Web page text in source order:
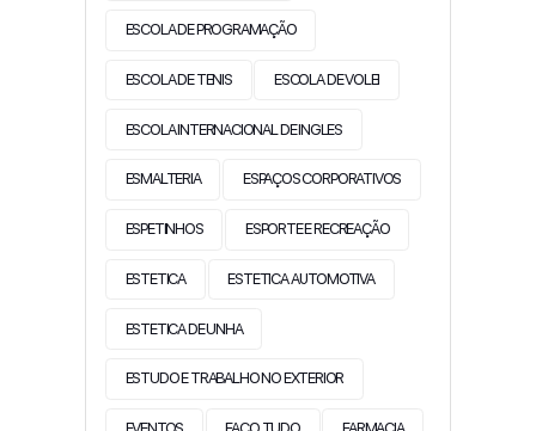
ESCOLA DE PROGRAMAÇÃO
ESCOLA DE TENIS ESCOLA DE VOLEI
ESCOLA INTERNACIONAL DE INGLES
ESMALTERIA ESPAÇOS CORPORATIVOS
ESPETINHOS ESPORTE E RECREAÇÃO
ESTETICA ESTETICA AUTOMOTIVA
ESTETICA DE UNHA
ESTUDO E TRABALHO NO EXTERIOR